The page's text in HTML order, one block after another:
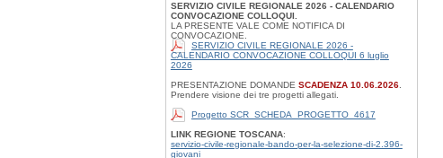
SERVIZIO CIVILE REGIONALE 2026 - CALENDARIO
CONVOCAZIONE COLLOQUI.
LA PRESENTE VALE COME NOTIFICA DI
CONVOCAZIONE.
SERVIZIO CIVILE REGIONALE 2026 -
CALENDARIO CONVOCAZIONE COLLOQUI 6 luglio
2026
PRESENTAZIONE DOMANDE SCADENZA 10.06.2026.
Prendere visione dei tre progetti allegati.
Progetto SCR_SCHEDA_PROGETTO_4617
LINK REGIONE TOSCANA:
servizio-civile-regionale-bando-per-la-selezione-di-2.396-
giovani